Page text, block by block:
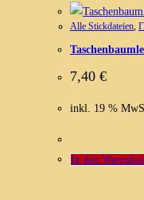
Alle Stickdateien
7,40 €
inkl. 19 %
In den